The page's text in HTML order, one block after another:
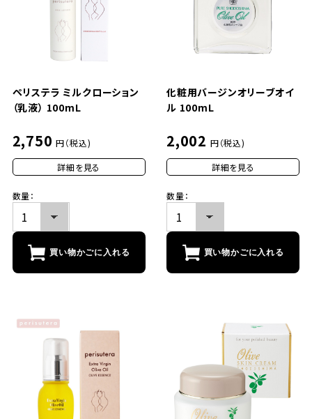
ペリステラ ミルクローション
（乳液） 100mL
2,750 円（税込)
詳細を見る
数量：
買い物かごに入れる
化粧用バージンオリーブオイ
ル 100mL
2,002 円（税込)
詳細を見る
数量：
買い物かごに入れる